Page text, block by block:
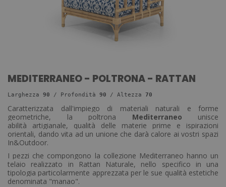
MEDITERRANEO - POLTRONA - RATTAN
Larghezza 90 / Profondità 90 / Altezza 70
Caratterizzata dall'impiego di materiali naturali e forme
geometriche, la poltrona Mediterraneo unisce
abilità artigianale, qualità delle materie prime e ispirazioni
orientali, dando vita ad un unione che darà calore ai vostri spazi
In&Outdoor.
I pezzi che compongono la collezione Mediterraneo hanno un
telaio realizzato in Rattan Naturale, nello specifico in una
tipologia particolarmente apprezzata per le sue qualità estetiche
denominata "manao".